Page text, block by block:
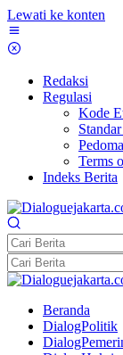
Lewati ke konten
Redaksi
Regulasi
Kode
Terms
Indeks Berita
Beranda
DialogPolitik